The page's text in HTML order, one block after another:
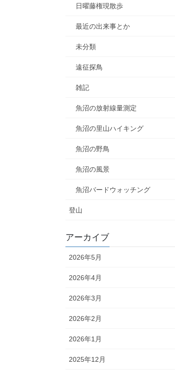
日曜藤権現散歩
最近の出来事とか
未分類
遠征探鳥
雑記
魚沼の放射線量測定
魚沼の里山ハイキング
魚沼の野鳥
魚沼の風景
魚沼バードウォッチング
登山
アーカイブ
2026年5月
2026年4月
2026年3月
2026年2月
2026年1月
2025年12月